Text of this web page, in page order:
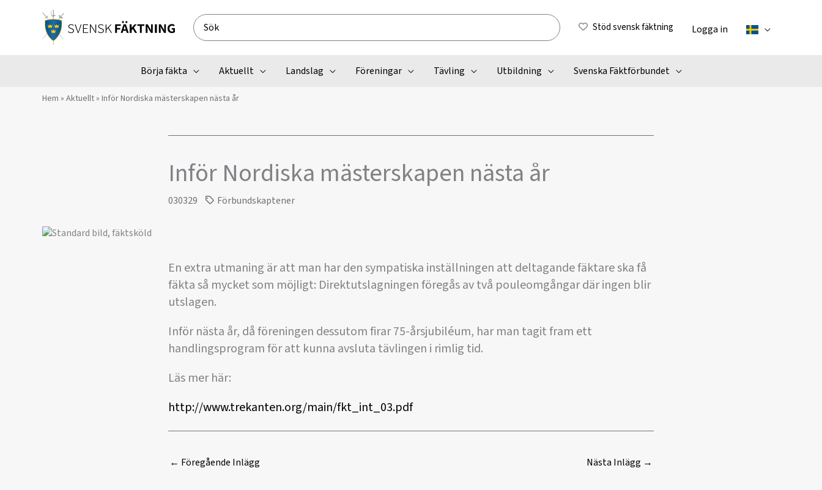
Search
for:
Stöd svensk fäktning Logga in
Börja fäkta Aktuellt Landslag Föreningar Tävling Utbildning Svenska Fäktförbundet
Hem » Aktuellt» Inför Nordiska mästerskapen nästa år
Inför Nordiska mästerskapen nästa år
030329 Förbundskaptener
En extra utmaning är att man har den sympatiska inställningen att deltagande fäktare ska få
fäkta så mycket som möjligt: Direktutslagningen föregås av två pouleomgångar där ingen blir
utslagen.
Inför nästa år, då föreningen dessutom firar 75-årsjubiléum, har man tagit fram ett
handlingsprogram för att kunna avsluta tävlingen i rimlig tid.
Läs mer här:
http://www.trekanten.org/main/fkt_int_03.pdf
← Föregående Inlägg Nästa Inlägg →